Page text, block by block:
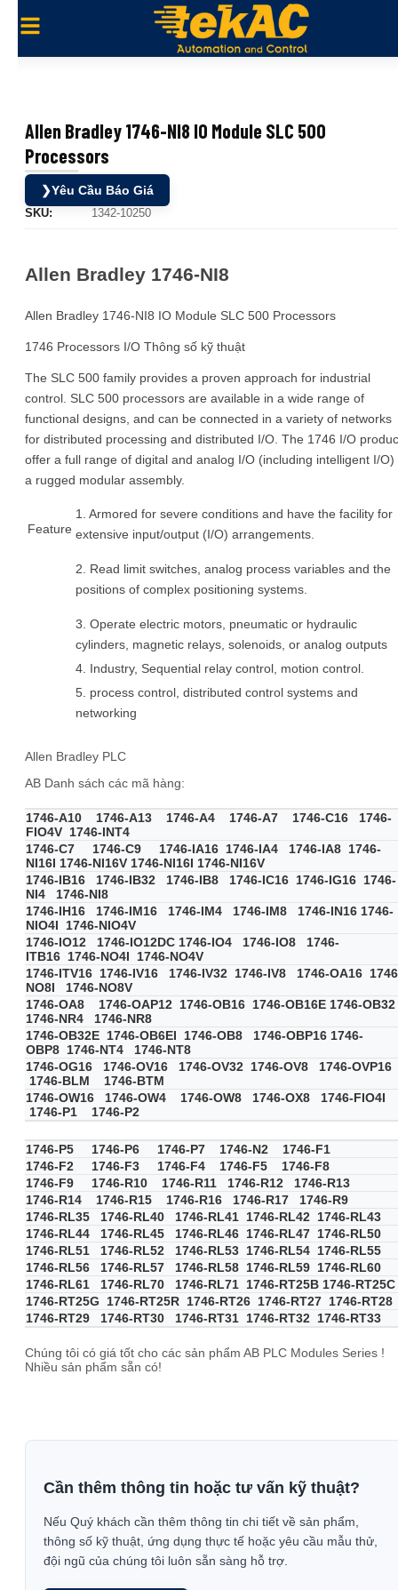
Allen Bradley 1746-NI8 IO Module SLC 500
Processors
❯Yêu Cầu Báo Giá
SKU: 1342-10250
Allen Bradley 1746-NI8
Allen Bradley 1746-NI8 IO Module SLC 500 Processors
1746 Processors I/O Thông số kỹ thuật
The SLC 500 family provides a proven approach for industrial
control. SLC 500 processors are available in a wide range of
functional designs, and can be connected in a variety of networks
for distributed processing and distributed I/O. The 1746 I/O
offer a full range of digital and analog I/O (including intelligent I/O)
a rugged modular assembly.
Feature
1. Armored for severe conditions and have the facility for
extensive input/output (I/O) arrangements.
2. Read limit switches, analog process variables and the
positions of complex positioning systems.
3. Operate electric motors, pneumatic or hydraulic
cylinders, magnetic relays, solenoids, or analog outputs
4. Industry, Sequential relay control, motion control.
5. process control, distributed control systems and
networking
Allen Bradley PLC
AB Danh sách các mã hàng:
1746-A10 1746-A13 1746-A4 1746-A7 1746-C16 1746-
FIO4V 1746-INT4
1746-C7 1746-C9 1746-IA16 1746-IA4 1746-IA8 1746-
NI16I 1746-NI16V 1746-NI16I 1746-NI16V
1746-IB16 1746-IB32 1746-IB8 1746-IC16 1746-IG16 1746-
NI4 1746-NI8
1746-IH16 1746-IM16 1746-IM4 1746-IM8 1746-IN16 1746-
NIO4I 1746-NIO4V
1746-IO12 1746-IO12DC 1746-IO4 1746-IO8 1746-
ITB16 1746-NO4I 1746-NO4V
1746-ITV16 1746-IV16 1746-IV32 1746-IV8 1746-OA16
NO8I 1746-NO8V
1746-OA8 1746-OAP12 1746-OB16 1746-OB16E 1746-OB32
1746-NR4 1746-NR8
1746-OB32E 1746-OB6EI 1746-OB8 1746-OBP16 1746-
OBP8 1746-NT4 1746-NT8
1746-OG16 1746-OV16 1746-OV32 1746-OV8 1746-OVP16
1746-BLM 1746-BTM
1746-OW16 1746-OW4 1746-OW8 1746-OX8 1746-FIO4I
1746-P1 1746-P2
1746-P5 1746-P6 1746-P7 1746-N2 1746-F1
1746-F2 1746-F3 1746-F4 1746-F5 1746-F8
1746-F9 1746-R10 1746-R11 1746-R12 1746-R13
1746-R14 1746-R15 1746-R16 1746-R17 1746-R9
1746-RL35 1746-RL40 1746-RL41 1746-RL42 1746-RL43
1746-RL44 1746-RL45 1746-RL46 1746-RL47 1746-RL50
1746-RL51 1746-RL52 1746-RL53 1746-RL54 1746-RL55
1746-RL56 1746-RL57 1746-RL58 1746-RL59 1746-RL60
1746-RL61 1746-RL70 1746-RL71 1746-RT25B 1746-RT25C
1746-RT25G 1746-RT25R 1746-RT26 1746-RT27 1746-RT28
1746-RT29 1746-RT30 1746-RT31 1746-RT32 1746-RT33
Chúng tôi có giá tốt cho các sản phẩm AB PLC Modules Series !
Nhiều sản phẩm sẵn có!
Cần thêm thông tin hoặc tư vấn kỹ thuật?
Nếu Quý khách cần thêm thông tin chi tiết về sản phẩm,
thông số kỹ thuật, ứng dụng thực tế hoặc yêu cầu mẫu thử,
đội ngũ của chúng tôi luôn sẵn sàng hỗ trợ.